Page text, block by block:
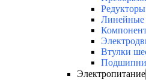
Линейные
Втулки
Электропитание